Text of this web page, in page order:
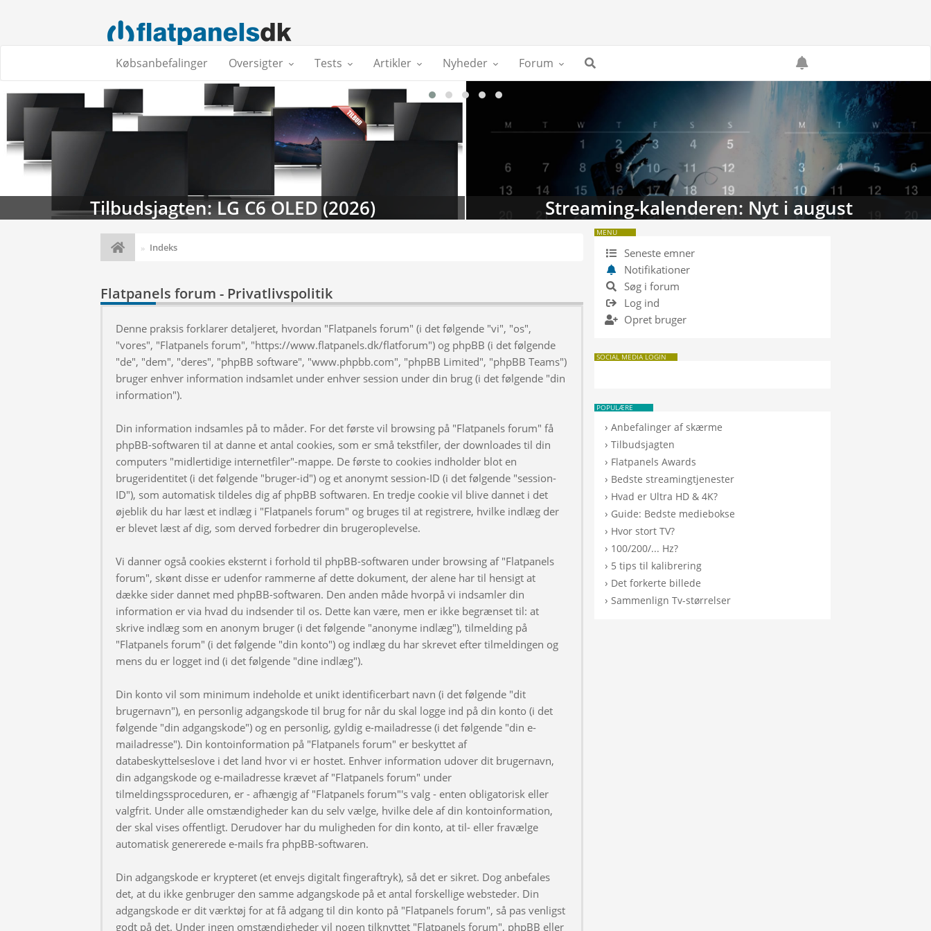
Købsanbefalinger Oversigter Tests Artikler Nyheder Forum
Tilbudsjagten: LG C6 OLED (2026) Streaming-kalenderen: Nyt i august
Indeks
Flatpanels forum - Privatlivspolitik
Denne praksis forklarer detaljeret, hvordan "Flatpanels forum" (i det følgende "vi", "os",
"vores", "Flatpanels forum", "https://www.flatpanels.dk/flatforum") og phpBB (i det følgende
"de", "dem", "deres", "phpBB software", "www.phpbb.com", "phpBB Limited", "phpBB Teams")
bruger enhver information indsamlet under enhver session under din brug (i det følgende "din
information").
Din information indsamles på to måder. For det første vil browsing på "Flatpanels forum" få
phpBB-softwaren til at danne et antal cookies, som er små tekstfiler, der downloades til din
computers "midlertidige internetfiler"-mappe. De første to cookies indholder blot en
brugeridentitet (i det følgende "bruger-id") og et anonymt session-ID (i det følgende "session-
ID"), som automatisk tildeles dig af phpBB softwaren. En tredje cookie vil blive dannet i det
øjeblik du har læst et indlæg i "Flatpanels forum" og bruges til at registrere, hvilke indlæg der
er blevet læst af dig, som derved forbedrer din brugeroplevelse.
Vi danner også cookies eksternt i forhold til phpBB-softwaren under browsing af "Flatpanels
forum", skønt disse er udenfor rammerne af dette dokument, der alene har til hensigt at
dække sider dannet med phpBB-softwaren. Den anden måde hvorpå vi indsamler din
information er via hvad du indsender til os. Dette kan være, men er ikke begrænset til: at
skrive indlæg som en anonym bruger (i det følgende "anonyme indlæg"), tilmelding på
"Flatpanels forum" (i det følgende "din konto") og indlæg du har skrevet efter tilmeldingen og
mens du er logget ind (i det følgende "dine indlæg").
Din konto vil som minimum indeholde et unikt identificerbart navn (i det følgende "dit
brugernavn"), en personlig adgangskode til brug for når du skal logge ind på din konto (i det
følgende "din adgangskode") og en personlig, gyldig e-mailadresse (i det følgende "din e-
mailadresse"). Din kontoinformation på "Flatpanels forum" er beskyttet af
databeskyttelseslove i det land hvor vi er hostet. Enhver information udover dit brugernavn,
din adgangskode og e-mailadresse krævet af "Flatpanels forum" under
tilmeldingssproceduren, er - afhængig af "Flatpanels forum"'s valg - enten obligatorisk eller
valgfrit. Under alle omstændigheder kan du selv vælge, hvilke dele af din kontoinformation,
der skal vises offentligt. Derudover har du muligheden for din konto, at til- eller fravælge
automatisk genererede e-mails fra phpBB-softwaren.
Din adgangskode er krypteret (et envejs digitalt fingeraftryk), så det er sikret. Dog anbefales
det, at du ikke genbruger den samme adgangskode på et antal forskellige websteder. Din
adgangskode er dit værktøj for at få adgang til din konto på "Flatpanels forum", så pas venligst
godt på det. Under ingen omstændigheder vil nogen tilknyttet "Flatpanels forum", phpBB eller
MENU
Seneste emner
Notifikationer
Søg i forum
Log ind
Opret bruger
SOCIAL MEDIA LOGIN
POPULÆRE
›Anbefalinger af skærme
›Tilbudsjagten
› Flatpanels Awards
› Bedste streamingtjenester
› Hvad er Ultra HD & 4K?
› Guide: Bedste mediebokse
› Hvor stort TV?
› 100/200/... Hz?
› 5 tips til kalibrering
› Det forkerte billede
›Sammenlign Tv-størrelser